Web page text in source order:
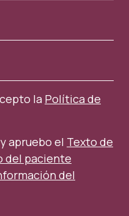
la Política de
apruebo el Texto de
del paciente
del